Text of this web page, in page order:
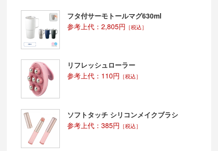
フタ付サーモトールマグ630ml
参考上代：2,805円 ［税込］
リフレッシュローラー
参考上代：110円 ［税込］
ソフトタッチ シリコンメイクブラシ
参考上代：385円 ［税込］